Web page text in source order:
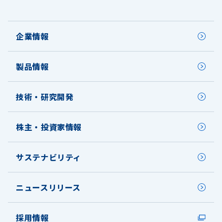
企業情報
製品情報
技術・研究開発
株主・投資家情報
サステナビリティ
ニュースリリース
採用情報